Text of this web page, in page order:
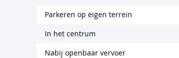
Parkeren op eigen terrein
In het centrum
Nabij openbaar vervoer